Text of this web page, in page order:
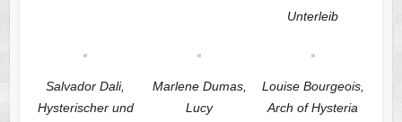
Unterleib
Salvador Dali,
Hysterischer und
Marlene Dumas,
Lucy
Louise Bourgeois,
Arch of Hysteria